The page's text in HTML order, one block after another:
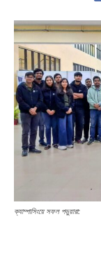
ক্যাম্পাসিংয়ে সফল পড়ুয়ারা: